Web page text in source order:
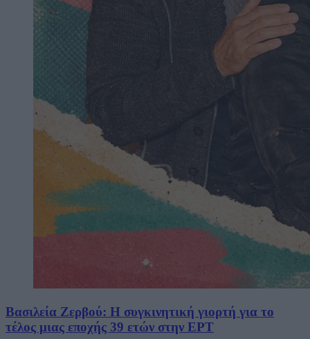
Βασιλεία Ζερβού: Η συγκινητική γιορτή για το
τέλος μιας εποχής 39 ετών στην ΕΡΤ